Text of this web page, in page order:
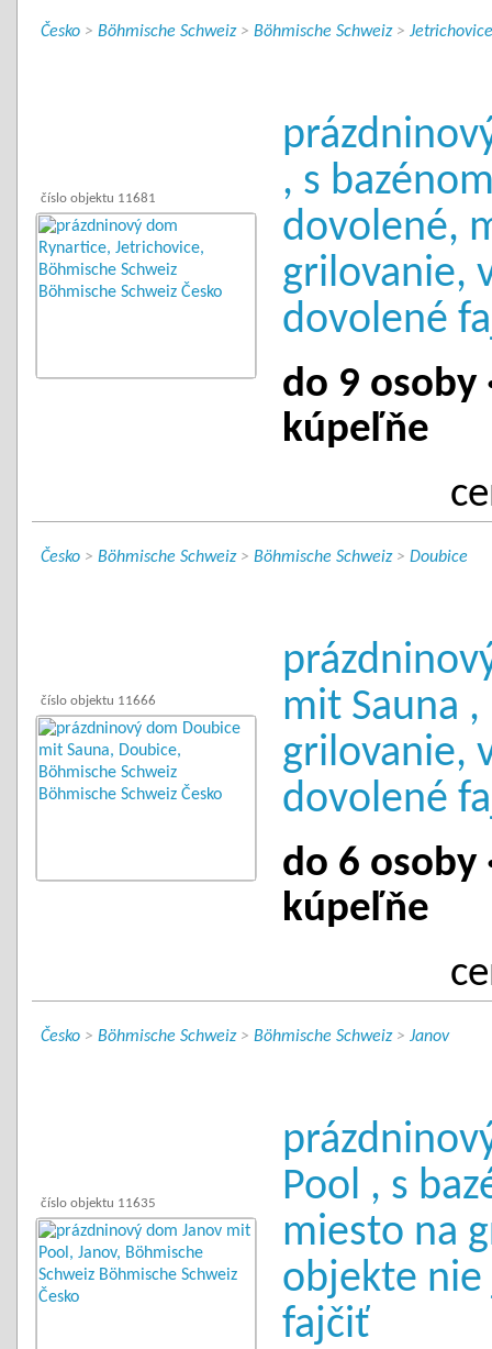
Česko > Böhmische Schweiz> Böhmische Schweiz> Jetrichovice
číslo objektu 11681
, s
dovolené,
grilovanie,
dovolené
do 9 osoby
kúpeľňe
Česko > Böhmische Schweiz> Böhmische Schweiz> Doubice
číslo objektu 11666
mit Sauna
grilovanie,
dovolené
do 6 osoby
kúpeľňe
Česko > Böhmische Schweiz> Böhmische Schweiz> Janov
číslo objektu 11635
Pool , s
miesto na
objekte
fajčiť